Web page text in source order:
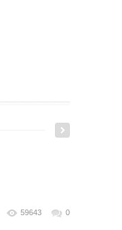
59643 0